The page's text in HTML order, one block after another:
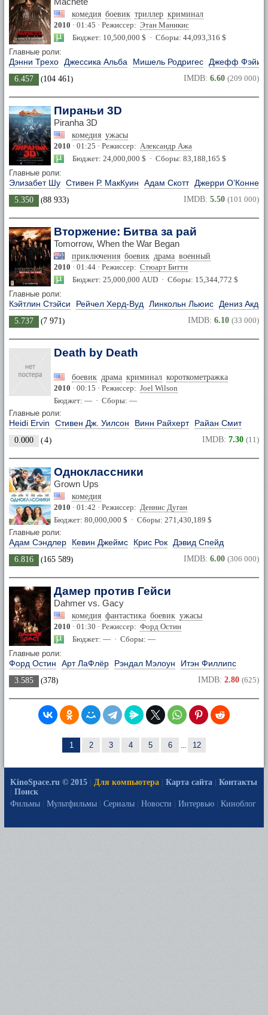
комедия боевик триллер криминал
2010 · 01:45 · Режиссер: Этан Маникис
Бюджет: 10,500,000 $ · Сборы: 44,093,316 $
Главные роли:
Дэнни Трехо Джессика Альба Мишель Родригес Джефф Фэйи
6.457 (104 461) IMDB: 6.60 (209 000)
Пираньи 3D
Piranha 3D
комедия ужасы
2010 · 01:25 · Режиссер: Александр Ажа
Бюджет: 24,000,000 $ · Сборы: 83,188,165 $
Главные роли:
Элизабет Шу Стивен Р. МакКуин Адам Скотт Джерри О’Коннелл
5.350 (88 933) IMDB: 5.50 (101 000)
Вторжение: Битва за рай
Tomorrow, When the War Began
приключения боевик драма военный
2010 · 01:44 · Режиссер: Стюарт Битти
Бюджет: 25,000,000 AUD · Сборы: 15,344,772 $
Главные роли:
Кэйтлин Стэйси Рейчел Херд-Вуд Линкольн Льюис Дениз
5.737 (7 971) IMDB: 6.10 (33 000)
Death by Death
боевик драма криминал короткометражка
2010 · 00:15 · Режиссер: Joel Wilson
Бюджет: — · Сборы: —
Главные роли:
Heidi Ervin Стивен Дж. Уилсон Винн Райхерт Райан Смит
0.000 (4) IMDB: 7.30 (11)
Одноклассники
Grown Ups
комедия
2010 · 01:42 · Режиссер: Деннис Дуган
Бюджет: 80,000,000 $ · Сборы: 271,430,189 $
Главные роли:
Адам Сэндлер Кевин Джеймс Крис Рок Дэвид Спейд
6.816 (165 589) IMDB: 6.00 (306 000)
Дамер против Гейси
Dahmer vs. Gacy
комедия фантастика боевик ужасы
2010 · 01:30 · Режиссер: Форд Остин
Бюджет: — · Сборы: —
Главные роли:
Форд Остин Арт ЛаФлёр Рэндал Мэлоун Итэн Филлипс
3.585 (378) IMDB: 2.80 (625)
1 2 3 4 5 6 ... 12
KinoSpace.ru © 2015 Для компьютера Карта сайта
Контакты
Поиск
Фильмы
Мультфильмы Сериалы Новости Интервью Киноблог